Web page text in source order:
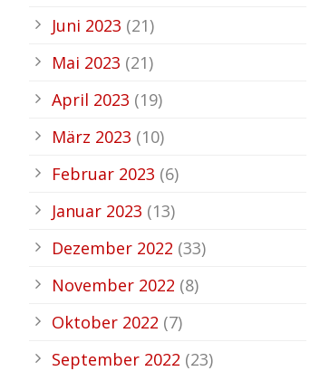
Juni 2023 (21)
Mai 2023 (21)
April 2023 (19)
März 2023 (10)
Februar 2023 (6)
Januar 2023 (13)
Dezember 2022 (33)
November 2022 (8)
Oktober 2022 (7)
September 2022 (23)